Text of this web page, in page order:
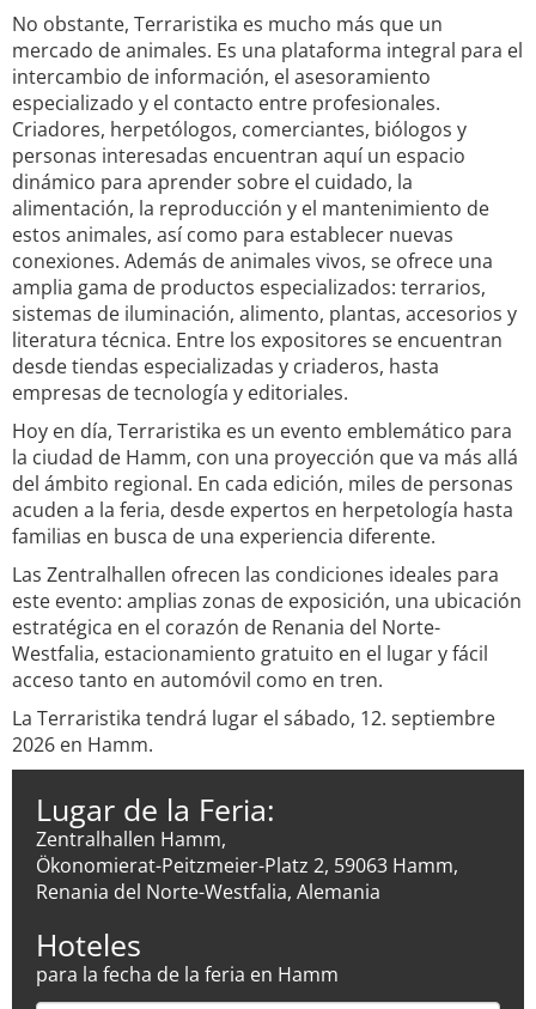
No obstante, Terraristika es mucho más que un
mercado de animales. Es una plataforma integral para el
intercambio de información, el asesoramiento
especializado y el contacto entre profesionales.
Criadores, herpetólogos, comerciantes, biólogos y
personas interesadas encuentran aquí un espacio
dinámico para aprender sobre el cuidado, la
alimentación, la reproducción y el mantenimiento de
estos animales, así como para establecer nuevas
conexiones. Además de animales vivos, se ofrece una
amplia gama de productos especializados: terrarios,
sistemas de iluminación, alimento, plantas, accesorios y
literatura técnica. Entre los expositores se encuentran
desde tiendas especializadas y criaderos, hasta
empresas de tecnología y editoriales.
Hoy en día, Terraristika es un evento emblemático para
la ciudad de Hamm, con una proyección que va más allá
del ámbito regional. En cada edición, miles de personas
acuden a la feria, desde expertos en herpetología hasta
familias en busca de una experiencia diferente.
Las Zentralhallen ofrecen las condiciones ideales para
este evento: amplias zonas de exposición, una ubicación
estratégica en el corazón de Renania del Norte-
Westfalia, estacionamiento gratuito en el lugar y fácil
acceso tanto en automóvil como en tren.
La Terraristika tendrá lugar el sábado, 12. septiembre
2026 en Hamm.
Lugar de la Feria:
Zentralhallen Hamm,
Ökonomierat-Peitzmeier-Platz 2, 59063 Hamm,
Renania del Norte-Westfalia, Alemania
Hoteles
para la fecha de la feria en Hamm